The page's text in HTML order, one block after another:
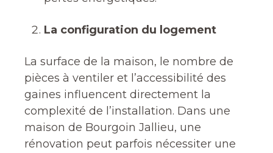
La configuration du logement
La surface de la maison, le nombre de
pièces à ventiler et l’accessibilité des
gaines influencent directement la
complexité de l’installation. Dans une
maison de Bourgoin Jallieu, une
rénovation peut parfois nécessiter une